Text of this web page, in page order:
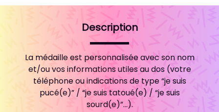
Description
La médaille est personnalisée avec son nom
et/ou vos informations utiles au dos (votre
téléphone ou indications de type “je suis
pucé(e)” / “je suis tatoué(e) / “je suis
sourd(e)”...).